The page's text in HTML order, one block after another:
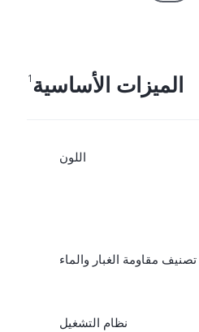
الميزات الأساسية 1
اللون
تصنيف مقاومة الغبار والماء
نظام التشغيل